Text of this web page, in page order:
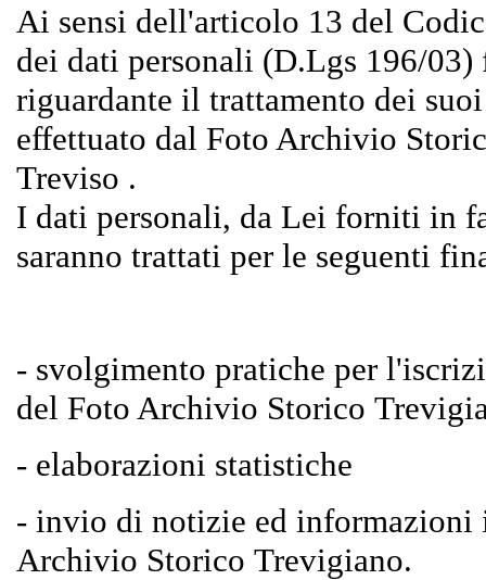
Ai sensi dell'articolo 13 del
dei dati personali (D.Lgs 196/
riguardante il trattamento dei
effettuato dal Foto Archivio
Treviso .
I dati personali, da Lei forniti in
saranno trattati per le seguenti
- svolgimento pratiche per
del Foto Archivio Storico
- elaborazioni statistiche
- invio di notizie ed informazioni
Archivio Storico Trevigiano.